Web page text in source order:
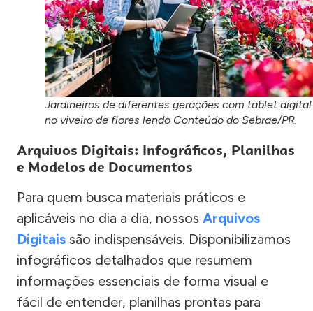
Jardineiros de diferentes gerações com tablet digital
no viveiro de flores lendo Conteúdo do Sebrae/PR.
Arquivos Digitais: Infográficos, Planilhas
e Modelos de Documentos
Para quem busca materiais práticos e
aplicáveis no dia a dia, nossos Arquivos
Digitais são indispensáveis. Disponibilizamos
infográficos detalhados que resumem
informações essenciais de forma visual e
fácil de entender, planilhas prontas para